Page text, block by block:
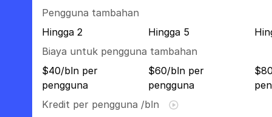
Pengguna tambahan
Hingga 2
Hingga 5
Biaya untuk pengguna tambahan
$40/bln per
pengguna
$60/bln per
pengguna
Kredit per pengguna /bln